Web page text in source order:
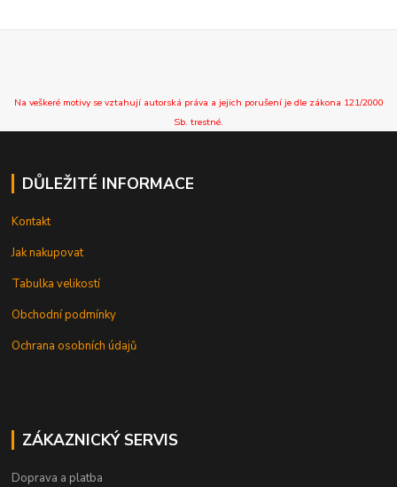
Na veškeré motivy se vztahují autorská práva a jejich porušení je dle zákona 121/2000
Sb. trestné.
DŮLEŽITÉ INFORMACE
Kontakt
Jak nakupovat
Tabulka velikostí
Obchodní podmínky
Ochrana osobních údajů
ZÁKAZNICKÝ SERVIS
Doprava a platba